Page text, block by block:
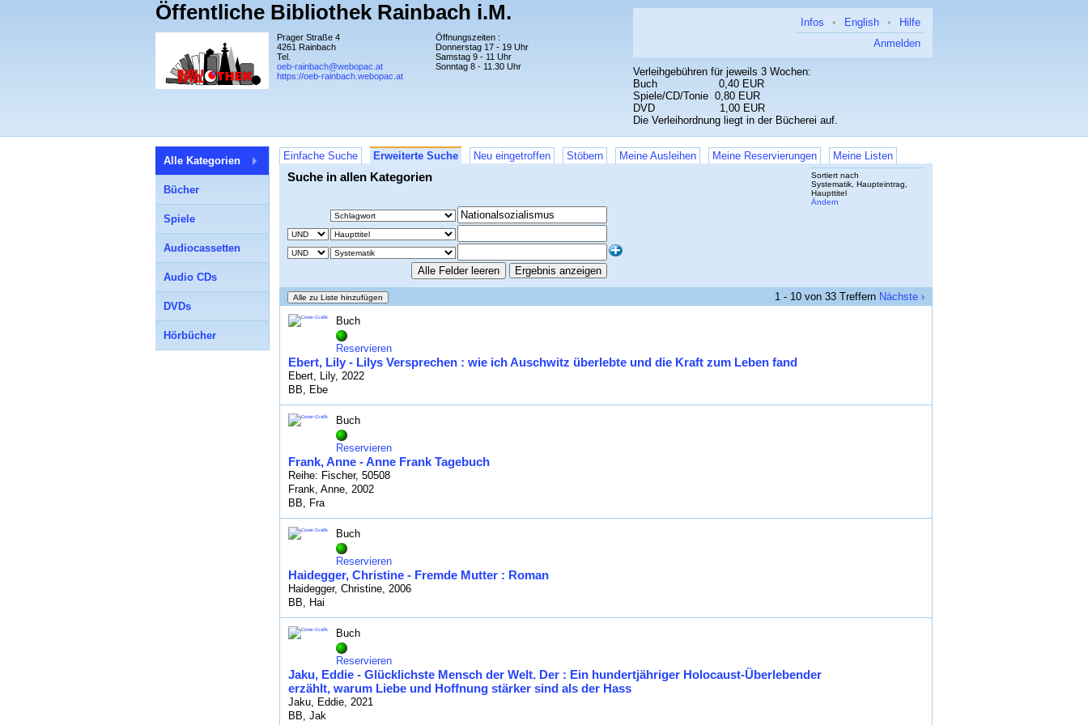
Hilfe
•
English
•
Infos
Anmelden
Verleihgebühren für jeweils 3 Wochen:
Buch 0,40 EUR
Spiele/CD/Tonie 0,80 EUR
DVD 1,00 EUR
Die Verleihordnung liegt in der Bücherei auf.
Öffentliche Bibliothek Rainbach i.M.
Prager Straße 4
4261 Rainbach
Tel.
oeb-rainbach@webopac.at
https://oeb-rainbach.webopac.at
Öffnungszeiten :
Donnerstag 17 - 19 Uhr
Samstag 9 - 11 Uhr
Sonntag 8 - 11.30 Uhr
Einfache Suche Erweiterte Suche Neu eingetroffen Stöbern Meine Ausleihen Meine Reservierungen Meine Listen
Suche in allen Kategorien
Sortiert nach
Systematik, Haupteintrag,
Haupttitel
Ändern
1 - 10 von 33 Treffern Nächste ›
Buch
Reservieren
Ebert, Lily - Lilys Versprechen : wie ich Auschwitz überlebte und die Kraft zum Leben fand
Ebert, Lily, 2022
BB, Ebe
Buch
Reservieren
Frank, Anne - Anne Frank Tagebuch
Reihe: Fischer, 50508
Frank, Anne, 2002
BB, Fra
Buch
Reservieren
Haidegger, Christine - Fremde Mutter : Roman
Haidegger, Christine, 2006
BB, Hai
Buch
Reservieren
Jaku, Eddie - Glücklichste Mensch der Welt. Der : Ein hundertjähriger Holocaust-Überlebender
erzählt, warum Liebe und Hoffnung stärker sind als der Hass
Jaku, Eddie, 2021
BB, Jak
Alle Kategorien
Bücher
Spiele
Audiocassetten
Audio CDs
DVDs
Hörbücher